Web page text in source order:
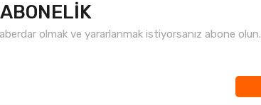
olmak ve yararlanmak istiyorsanız abone olun.